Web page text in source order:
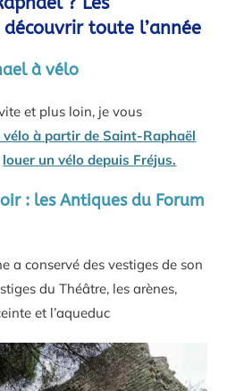
toute l’année
à vélo
et plus loin, je vous
vélo à partir de Saint-Raphaël
louer un vélo depuis Fréjus.
: les Antiques du Forum
a conservé des vestiges de son
du Théâtre, les arènes,
et l’aqueduc